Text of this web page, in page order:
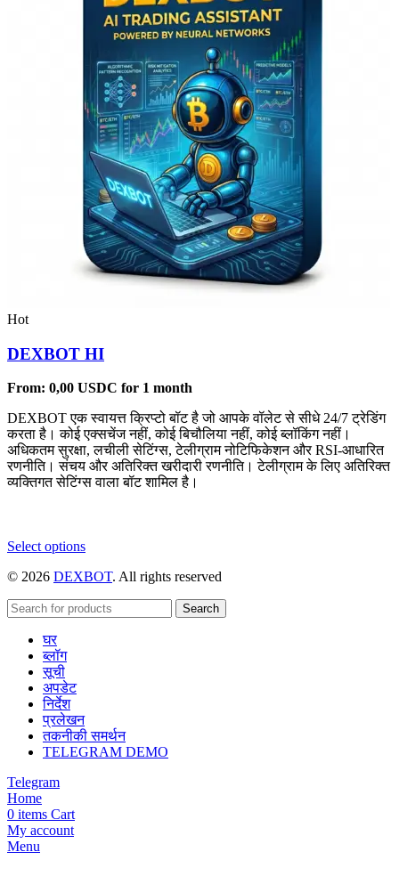
Hot
DEXBOT HI
From: 0,00 USDC for 1 month
DEXBOT एक स्वायत्त क्रिप्टो बॉट है जो आपके वॉलेट से सीधे 24/7 ट्रेडिंग
करता है। कोई एक्सचेंज नहीं, कोई बिचौलिया नहीं, कोई ब्लॉकिंग नहीं।
अधिकतम सुरक्षा, लचीली सेटिंग्स, टेलीग्राम नोटिफिकेशन और RSI-आधारित
रणनीति। संचय और अतिरिक्त खरीदारी रणनीति। टेलीग्राम के लिए अतिरिक्त
व्यक्तिगत सेटिंग्स वाला बॉट शामिल है।
Select optionsThis
has
variants.
the
product
page
© 2026 DEXBOT. All rights reserved
Search
घर
ब्लॉग
सूची
अपडेट
निर्देश
प्रलेखन
तकनीकी समर्थन
TELEGRAM DEMO
Telegram
Home
0 items Cart
My account
Menu